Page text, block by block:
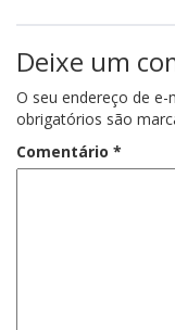
Deixe um
O seu endereço de e-
obrigatórios são
Comentário *